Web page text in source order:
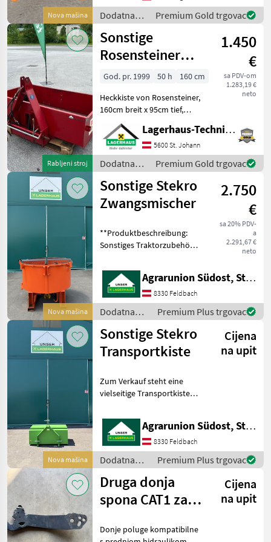
Nova mašina
K
Dodatna
oprema za
traktore /
Sonstige
Premium Gold trgovac
Rabljeni stroj
Sonstige
Rosensteiner
Hydro-Boy
1.450
€
sa PDV-om
1.283,19 €
neto
God. pr. 1999 50 h
160 cm
Heckkiste von Rosensteiner,
160cm breit x 95cm tief,
Wandhöhe: 40cm, hydr.
Kippbar Kaufpreis inkl. 13%
Mwst. Wir bitten telefonisch
oder per Mail Ihren Besuch
bekann
Lagerhaus-Technik St. Johann
5600 St. Johann
Dodatna
oprema za
traktore /
Sonstige
Premium Gold trgovac
Nova mašina
Sonstige Stekro
Zwangsmischer
2.750
€
sa 20% PDV-
a
2.291,67 €
neto
**Produktbeschreibung:
Sonstiges Traktorzubehör -
Zum Verkauf steht ein
nagelneuer Stekro
Zwangsmischer, der zur
Kategorie "Sonstiges T
Agrarunion Südost, Standort Gniebing
8330 Feldbach
Dodatna
oprema za
traktore /
Sonstige
Premium Plus trgovac
Nova mašina
Sonstige Stekro
Transportkiste
Cijena
na upit
Zum Verkauf steht eine
vielseitige Transportkiste
polnischen Marke Stekro,
angeboten als
Neumaschine. Dieses
Modell ist ein
hervorragendes Beispiel
Agrarunion Südost, Standort Gniebing
8330 Feldbach
Dodatna
oprema za
traktore /
Sonstige
Premium Plus trgovac
Druga donja
spona CAT1 za
hidrauliku
Cijena
na upit
Donje poluge kompatibilne